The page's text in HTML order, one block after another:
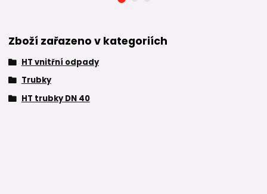
Zboží zařazeno v kategoriích
HT vnitřní odpady
Trubky
HT trubky DN 40